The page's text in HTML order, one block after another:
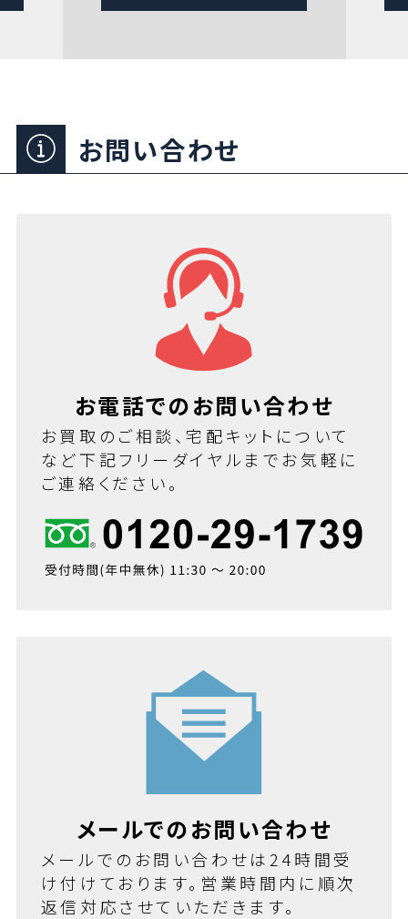
お問い合わせ
お電話でのお問い合わせ
お買取のご相談、宅配キットについて
など下記フリーダイヤルまでお気軽に
ご連絡ください。
メールでのお問い合わせ
メールでのお問い合わせは24時間受
け付けております。営業時間内に順次
返信対応させていただきます。